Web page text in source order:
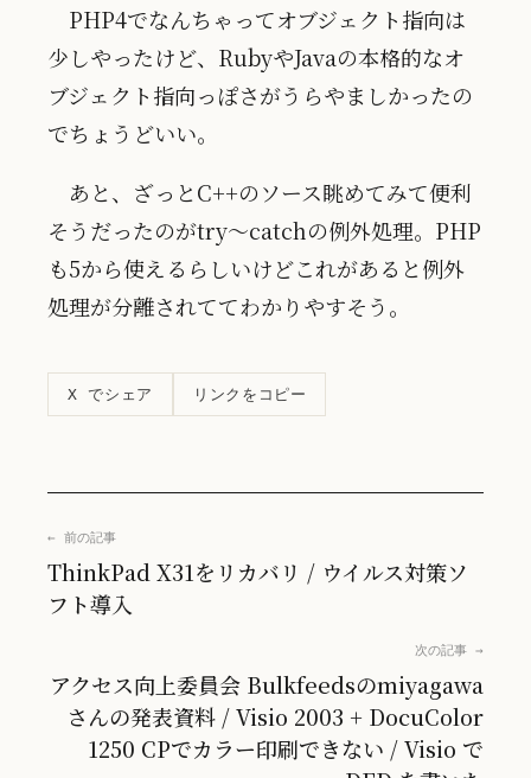
PHP4でなんちゃってオブジェクト指向は
少しやったけど、RubyやJavaの本格的なオ
ブジェクト指向っぽさがうらやましかったの
でちょうどいい。
あと、ざっとC++のソース眺めてみて便利
そうだったのがtry〜catchの例外処理。PHP
も5から使えるらしいけどこれがあると例外
処理が分離されててわかりやすそう。
X でシェア リンクをコピー
← 前の記事
ThinkPad X31をリカバリ / ウイルス対策ソ
フト導入
次の記事 →
アクセス向上委員会 Bulkfeedsのmiyagawa
さんの発表資料 / Visio 2003 + DocuColor
1250 CPでカラー印刷できない / Visio で